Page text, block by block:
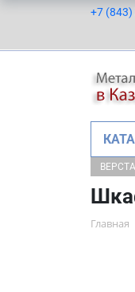
+7 (843)
Главная